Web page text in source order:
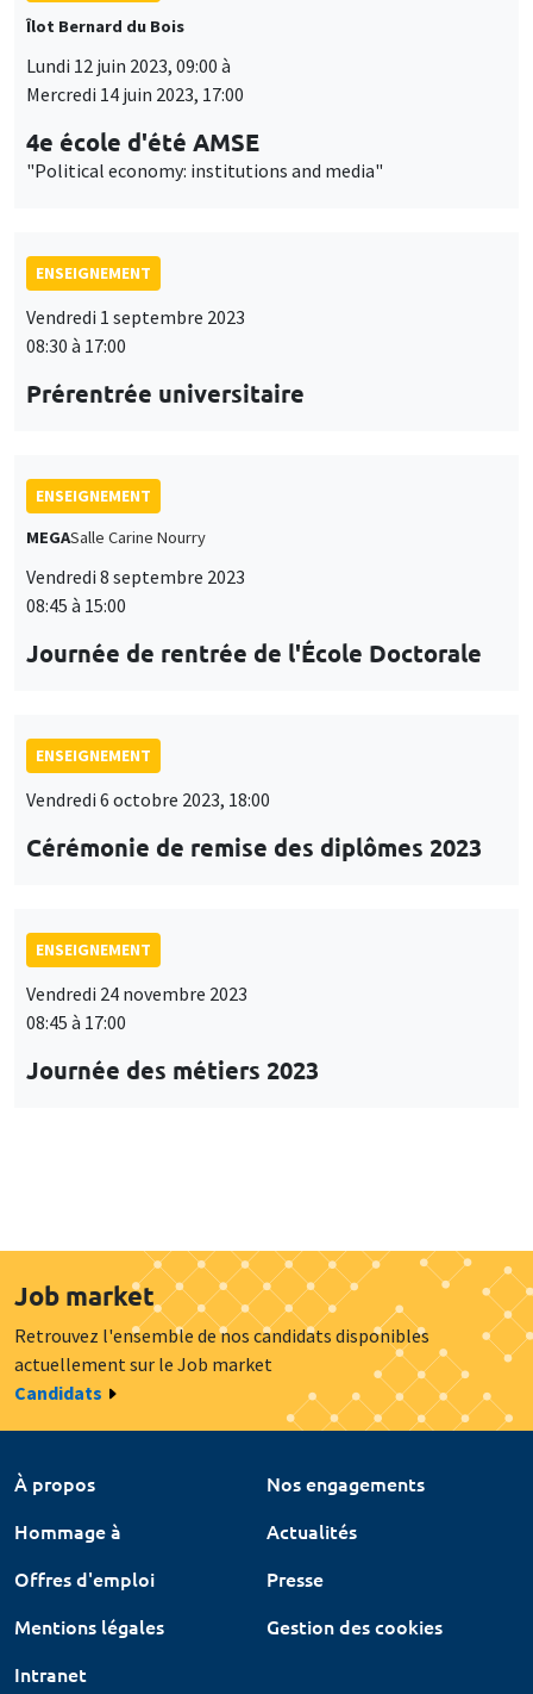
Îlot Bernard du Bois
Lundi 12 juin 2023, 09:00 à
Mercredi 14 juin 2023, 17:00
4e école d'été AMSE
"Political economy: institutions and media"
ENSEIGNEMENT
Vendredi 1 septembre 2023
08:30 à 17:00
Prérentrée universitaire
ENSEIGNEMENT
MEGASalle Carine Nourry
Vendredi 8 septembre 2023
08:45 à 15:00
Journée de rentrée de l'École Doctorale
ENSEIGNEMENT
Vendredi 6 octobre 2023, 18:00
Cérémonie de remise des diplômes 2023
ENSEIGNEMENT
Vendredi 24 novembre 2023
08:45 à 17:00
Journée des métiers 2023
Job market
Retrouvez l'ensemble de nos candidats disponibles
actuellement sur le Job market
Candidats
À propos
Nos engagements
Hommage à
Actualités
Offres d'emploi
Presse
Mentions légales
Gestion des cookies
Intranet